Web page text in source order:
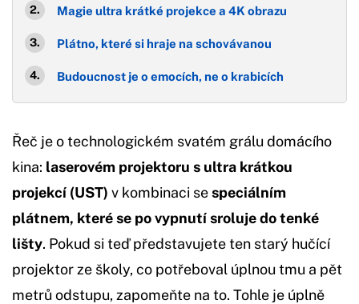
Magie ultra krátké projekce a 4K obrazu
Plátno, které si hraje na schovávanou
Budoucnost je o emocích, ne o krabicích
Řeč je o technologickém svatém grálu domácího
kina: laserovém projektoru s ultra krátkou
projekcí (UST) v kombinaci sespeciálním
plátnem, které se po vypnutí sroluje do tenké
lišty. Pokud si teď představujete ten starý hučící
projektor ze školy, co potřeboval úplnou tmu a pět
metrů odstupu, zapomeňte na to. Tohle je úplně